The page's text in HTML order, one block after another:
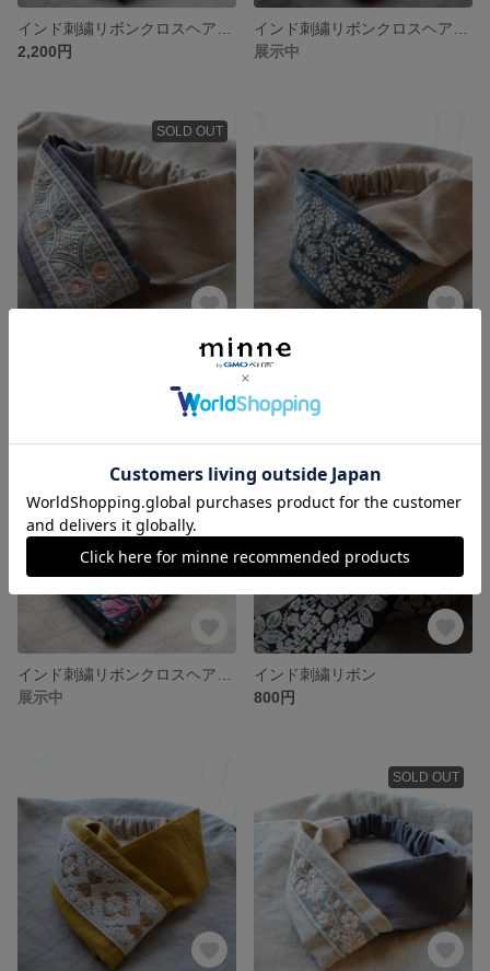
2,200円
展示中
SOLD OUT
インド刺繍リボンクロスヘアバンド
展示中
インド刺繍リボン
800円
SOLD OUT